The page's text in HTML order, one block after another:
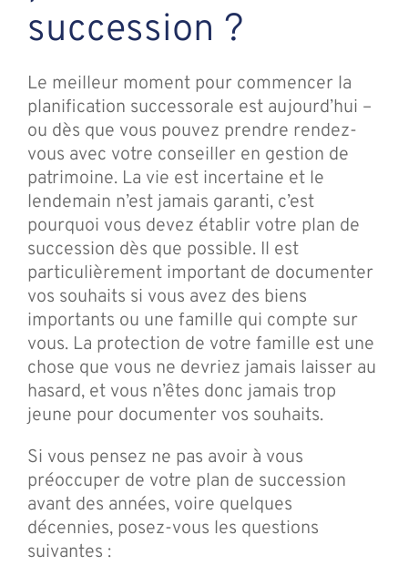
succession ?
Le meilleur moment pour commencer la
planification successorale est aujourd’hui –
ou dès que vous pouvez prendre rendez-
vous avec votre conseiller en gestion de
patrimoine. La vie est incertaine et le
lendemain n’est jamais garanti, c’est
pourquoi vous devez établir votre plan de
succession dès que possible. Il est
particulièrement important de documenter
vos souhaits si vous avez des biens
importants ou une famille qui compte sur
vous. La protection de votre famille est une
chose que vous ne devriez jamais laisser au
hasard, et vous n’êtes donc jamais trop
jeune pour documenter vos souhaits.
Si vous pensez ne pas avoir à vous
préoccuper de votre plan de succession
avant des années, voire quelques
décennies, posez-vous les questions
suivantes :